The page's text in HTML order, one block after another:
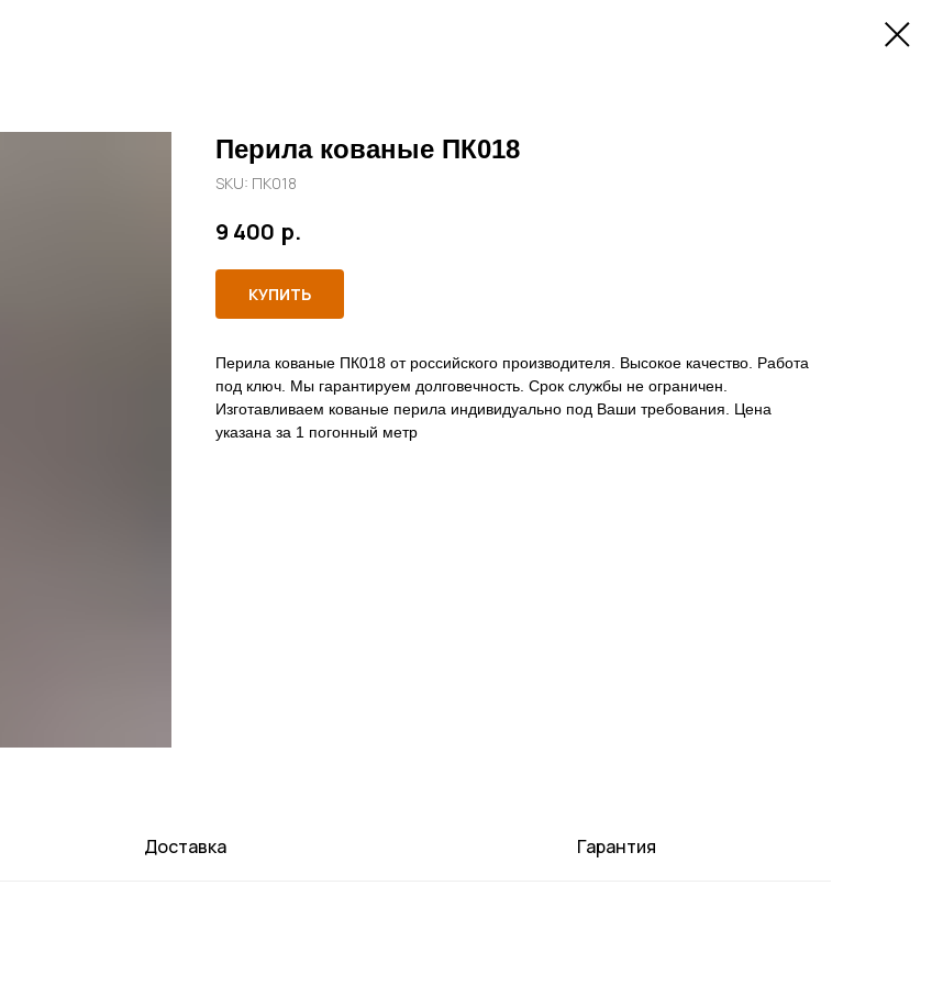
Перила кованые ПК018
SKU: ПК018
9 400 р.
КУПИТЬ
Перила кованые ПК018 от российского производителя. Высокое качество. Работа
под ключ. Мы гарантируем долговечность. Срок службы не ограничен.
Изготавливаем кованые перила индивидуально под Ваши требования. Цена
указана за 1 погонный метр
Доставка Гарантия